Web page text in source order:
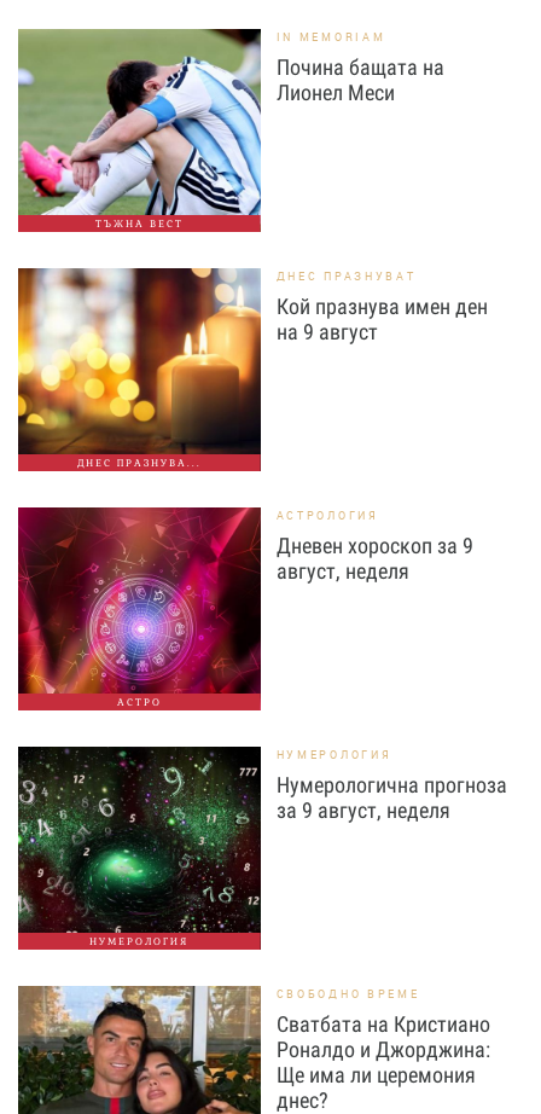
ТЪЖНА ВЕСТ
IN MEMORIAM
Почина бащата на
Лионел Меси
ДНЕС ПРАЗНУВА...
ДНЕС ПРАЗНУВАТ
Кой празнува имен ден
на 9 август
АСТРО
АСТРОЛОГИЯ
Дневен хороскоп за 9
август, неделя
НУМЕРОЛОГИЯ
НУМЕРОЛОГИЯ
Нумерологична прогноза
за 9 август, неделя
СВОБОДНО ВРЕМЕ
Сватбата на Кристиано
Роналдо и Джорджина:
Ще има ли церемония
днес?